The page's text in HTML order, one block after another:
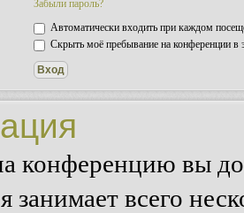
Забыли пароль?
Автоматически входить при каждом
Скрыть моё пребывание на конференции в
конференцию вы
занимает всего